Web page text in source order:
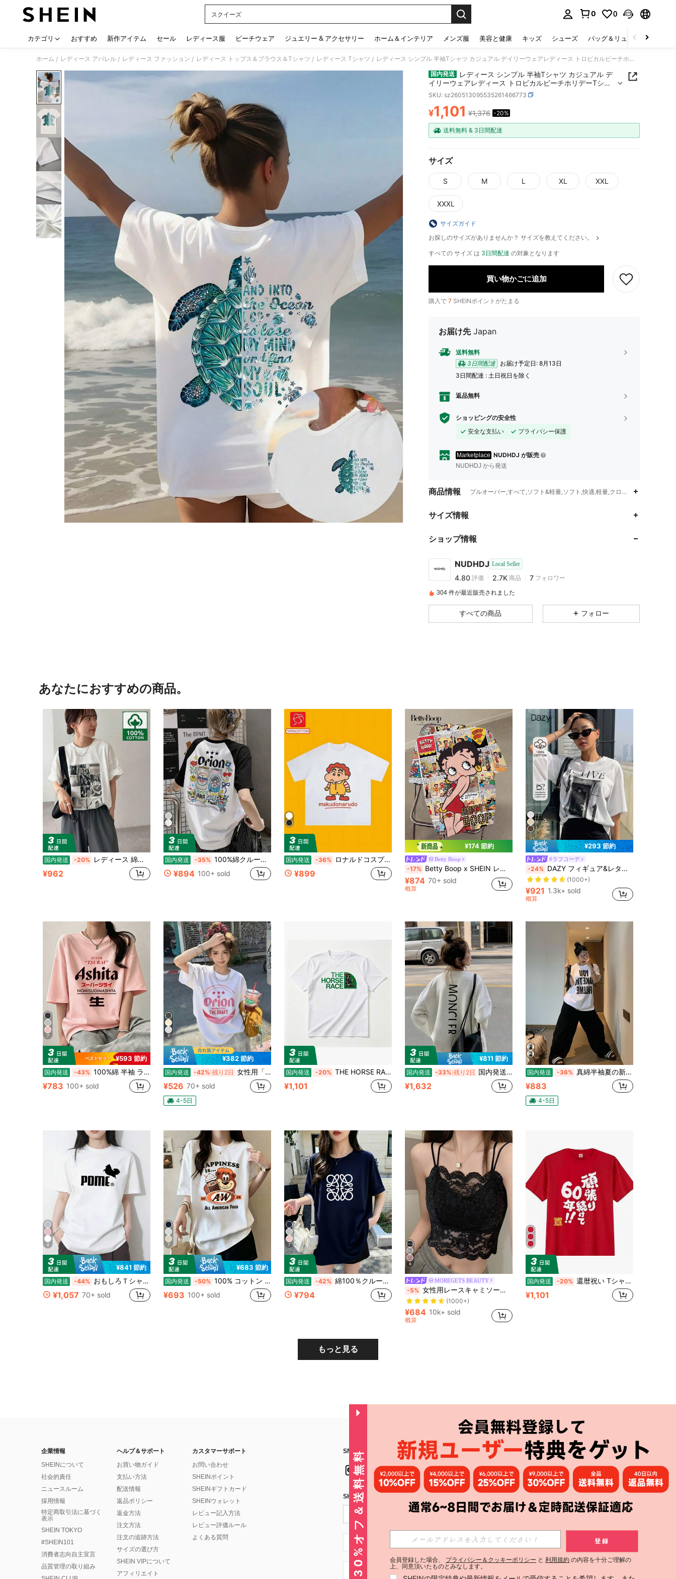
スクイーズ
0 0
カテゴリ おすすめ 新作アイテム セール レディース服 ビーチウェア ジュエリー & アクセサリー ホーム＆インテリア メンズ服 美容と健康 キッズ シューズ バッグ＆リュック
ホーム / レディース アパレル / レディース ファッション / レディース トップス＆ブラウス＆Tシャツ / レディース Tシャツ / レディース シンプル 半袖Tシャツ カジュアル デイリーウェアレディース トロピカルビーチホリデーTシャツ - 「サニーバイブ」両面プリント、カジュアルポリエステルクルーネック半袖トップ、オールシーズン対応洗濯機可
国内発送
レディース シンプル 半袖Tシャツ カジュアル デ
イリーウェアレディース トロピカルビーチホリデーTシャ
ツ - 「サニーバイブ」両面プリント、カジュアルポリエス
テルクルーネック半袖トップ、オールシーズン対応洗濯機
可
SKU: sz260513095535261466773
PRICE AND AVAILABILITY
¥1,101 ¥1,376 -20%
送料無料 & 3日間配達
サイズ
S M L XL XXL
XXXL
サイズガイド
お探しのサイズがありませんか？ サイズを教えてください。
すべての サイズ は 3日間配達 の対象となります
買い物かごに追加
購入で 7 SHEINポイントがたまる
お届け先 Japan
送料無料
3日間配達
お届け予定日: 8月13日
3日間配達 : 土日祝日を除く
返品無料
ショッピングの安全性
安全な支払い
プライバシー保護
Marketplace NUDHDJ が販売
NUDHDJ から発送
商品情報 プルオーバー,すべて,ソフト&軽量,ソフト,快適,軽量,クロシェ
サイズ情報
ショップ情報
NUDHDJ Local Seller
4.80
4.80
4.80
2.7K
4.80 評価 2.7K 商品 7
y***i が1日前にフォローしました
4.80 2.7K
4.80
2.7K
7
4.80
2.7K
304 件が最近販売されました
すべての商品 フォロー
あなたにおすすめの商品。
国内発送 -20% レディース 綿素材 プリント柄 半袖 T シャツ クルーネック カジュアル 柔らか肌触り 通気性良好 夏新作 普段着 通勤着 おしゃれデイリーカジュアルトップス
¥962
国内発送 -35% 100%綿クルーネックプリント半袖 T シャツ、夏服レディース ラグラン カラーブロックカジュアルトップス
¥894 100+ sold
国内発送 -36% ロナルドコスプレ T シャツ――おもしろファストフードプリント半袖 T シャツ ユニセックス 夏用 純綿 アメリカンレトロ ノスタルジック トップス ゆったりカジュアル カップルコーデ パロディ クリエイティブ
¥899
¥174 節約
Betty Boop
-17% Betty Boop x SHEIN レディース 夏ファッション カートゥーン柄 オールオーバープリント Tシャツ
¥874 70+ sold
概算
¥293 節約
#ラフコーデ
-24% DAZY フィギュア&レター グラフィック ドロップショルダー Tシャツ オーバーサイズ プレッピートップス
売り切れ間近！
(1000+)
売り切れ間近！
(1000+)
売り切れ間近！
(1000+)
売り切れ間近！
¥921 1.3k+ sold
概算
7
¥593 節約
国内発送 -43% 100%綿 半袖 ラウンドネック Tシャツ 夏服 レディース おもしろプリント ゆったり カジュアル トップス
¥783 100+ sold
7
¥382 節約
国内発送 -42% 残り2日 女性用「Orion」グラフィックプリントTシャツ、クルーネック ドロップショルダー カジュアル半袖トップス、春に最適
¥526 70+ sold
4-5日
国内発送 -20% THE HORSE RACE パロディ Tシャツ - ユニークな競馬デザイン、綿100%・通気性抜群、柔らかい肌触り、夏に最適、競馬ファンへのプレゼント、誕生日・記念日・ギフトに最適
¥1,101
¥811 節約
国内発送 -33% 残り2日 国内発送 翌日配達 ロングスリーブ T シャツ レディース春秋モデル プリントトップス ルーズフィット 重ね着用インナー ベースレイヤー スポーツカジュアルロングスリーブ丸襟 T シャツ...
¥1,632
国内発送 -36% 真綿半袖夏の新しいプリント上着のおしゃれでゆったりしたtシャツ
¥883
4-5日
6
¥841 節約
国内発送 -44% おもしろＴシャツ Pomeranian ポメラニアン ジャンプ ユニーク パロディ 面白い 服 ふざけ ウケ狙い 愛犬家 半袖クルーネックTシャツ 100%コットン 部屋着 通勤 通学 メンズ レディース ユニセックス 国内発送
¥1,057 70+ sold
7
¥683 節約
国内発送 -50% 100% コットン ラウンドネック半袖 T シャツ、夏服レディース おもしろプリント おしゃれゆったりカジュアルトップス
¥693 100+ sold
7
国内発送 -42% 綿100％クルーネックプリント半袖Tシャツ、女性用新作夏服、スタイリッシュなゆったりカジュアルトップス
¥794
6
MOREGETS BEAUTY
-5% 女性用レースキャミソール、取り外し可能なパッド付き、かわいい&セクシーな無地インナー、新学期、冬、クリスマス、春節、カジュアルブラックサマーに適しています、シック&エレガント
売り切れ間近！
(1000+)
売り切れ間近！
(1000+)
売り切れ間近！
(1000+)
売り切れ間近！
¥684 10k+ sold
概算
国内発送 -20% 還暦祝い Tシャツ 男性 女性 【 還暦 選べる 筆文字 おもしろ文字 】 60歳 おもしろTシャツ 赤い ちゃんちゃんこ の代わり プレゼント お祝い 誕生日 レディース メンズ
¥1,101
もっと見る
企業情報
SHEINについて
社会的責任
ニュースルーム
採用情報
特定商取引法に基づく
表示
SHEIN TOKYO
#SHEIN101
消費者志向自主宣言
品質管理の取り組み
ヘルプ＆サポート
お買い物ガイド
支払い方法
配送情報
返品ポリシー
返金方法
注文方法
注文の追跡方法
サイズの選び方
SHEIN VIPについて
アフィリエイト
カスタマーサポート
お問い合わせ
SHEINポイント
SHEINギフトカード
SHEINウォレット
レビュー記入方法
レビュー評価ルール
よくある質問
SNSフォローはこちら： アプリ
SHEIN STYLE NEWSを購読する
購読
JP + 81 登録する
JP + 81
30%オフ＆送料無料 登録
会員登録した場合、 プライバシー＆クッキーポリシー と 利用規約 の内容を十分ご理解の
上、同意頂いたものとみなします。